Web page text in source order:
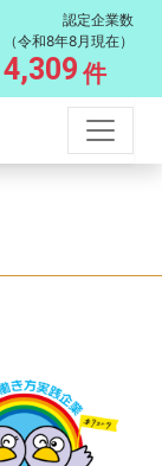
認定企業数
（令和8年8月現在）
4,309 件